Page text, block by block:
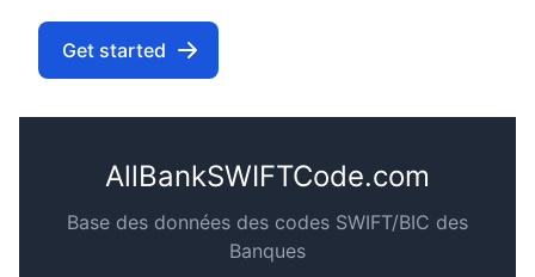
Get started
AllBankSWIFTCode.com
Base des données des codes SWIFT/BIC des
Banques